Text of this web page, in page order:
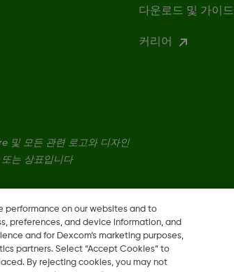
다운로드 및 가이드
커리어
및 모든 관련 로고와 디자인
는 상표입니다
performance on our websites and to
preferences, and device information, and
and for Dexcom’s marketing purposes,
partners. Select “Accept Cookies” to
By rejecting cookies, you may not